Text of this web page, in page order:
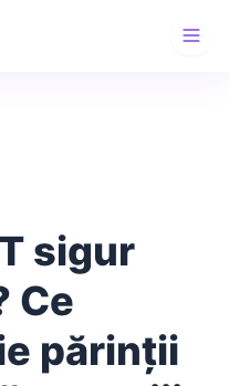
sigur
Ce
părinții